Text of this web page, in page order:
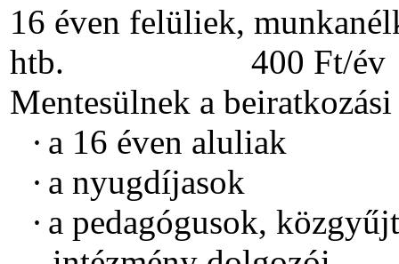
16 éven felüliek,
htb. 400 Ft/év
Mentesülnek a
· a 16 éven aluliak
· a nyugdíjasok
· a pedagógusok,